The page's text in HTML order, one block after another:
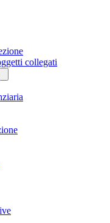
collegati